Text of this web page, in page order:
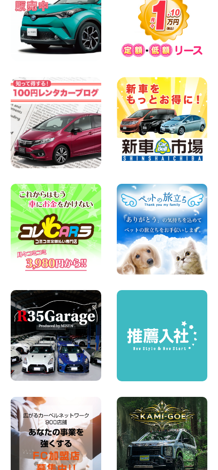
のお知らせ!! 神奈川県 横浜弥生台店
100円レンタカー 横浜弥生台
2026年08月08日
2026三河安城店お盆休みご連絡 愛知県
三河安城店
100円レンタカー 三河安城
2026年08月08日
戸店
100円レンタカー 杉戸
2026年08月07日
佐渡でのドライブは安全第一!交通事故に
ご注意ください 新潟県 佐渡空港店
100円レンタカー 佐渡空港
2026年08月07日
楽しい佐渡旅行を守るために!安全運転の
お願い 新潟県 両津店
100円レンタカー 両津
日産セレナが新入荷!!中川かの里店!! 愛知
県 中川かの里店
100円レンタカー 中川かの里
2026年08月07日
☆ 夏休みクーポン登場!最大9,500円おト
ク! ☆ 鳥取県 鳥取青谷店
100円レンタカー 鳥取青谷
2026年08月07日
夏季休暇のお知らせ 東京都 墨田両国店
100円レンタカー 墨田両国
2026年08月07日
夏季休暇のお知らせ 東京都 墨田文花店
お盆も休まず営業します! 神奈川県 横浜
旭南本宿町店
100円レンタカー 横浜旭南本宿町
2026年08月07日